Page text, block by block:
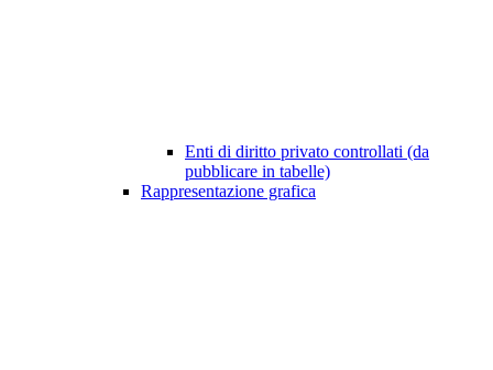
Enti di diritto privato controllati (da
pubblicare in tabelle)
Rappresentazione grafica